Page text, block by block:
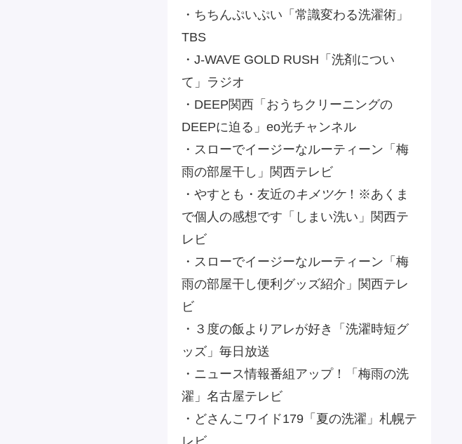
・ちちんぷいぷい「常識変わる洗濯術」
TBS
・J-WAVE GOLD RUSH「洗剤につい
て」ラジオ
・DEEP関西「おうちクリーニングの
DEEPに迫る」eo光チャンネル
・スローでイージーなルーティーン「梅
雨の部屋干し」関西テレビ
・やすとも・友近のキメツケ！※あくま
で個人の感想です「しまい洗い」関西テ
レビ
・スローでイージーなルーティーン「梅
雨の部屋干し便利グッズ紹介」関西テレ
ビ
・３度の飯よりアレが好き「洗濯時短グ
ッズ」毎日放送
・ニュース情報番組アップ！「梅雨の洗
濯」名古屋テレビ
・どさんこワイド179「夏の洗濯」札幌テ
レビ